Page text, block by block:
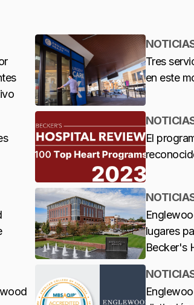
Tres
en este
El
lugares
Becker's